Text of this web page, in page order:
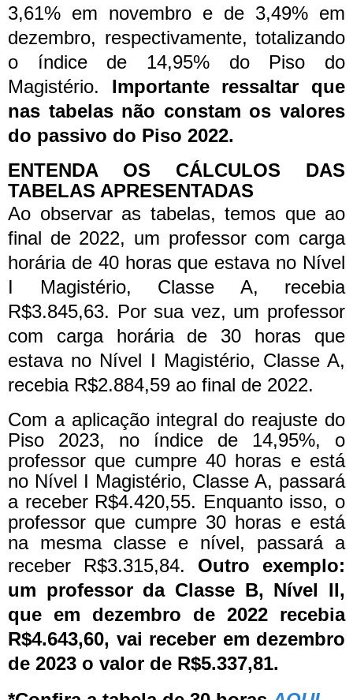
3,61% em novembro e de 3,49% em
dezembro, respectivamente, totalizando
o índice de 14,95% do Piso do
Magistério. Importante ressaltar que
nas tabelas não constam os valores
do passivo do Piso 2022.
ENTENDA OS CÁLCULOS DAS
TABELAS APRESENTADAS
Ao observar as tabelas, temos que ao
final de 2022, um professor com carga
horária de 40 horas que estava no Nível
I Magistério, Classe A, recebia
R$3.845,63. Por sua vez, um professor
com carga horária de 30 horas que
estava no Nível I Magistério, Classe A,
recebia R$2.884,59 ao final de 2022.
Com a aplicação integral do reajuste do
Piso 2023, no índice de 14,95%, o
professor que cumpre 40 horas e está
no Nível I Magistério, Classe A, passará
a receber R$4.420,55. Enquanto isso, o
professor que cumpre 30 horas e está
na mesma classe e nível, passará a
receber R$3.315,84.
Outro exemplo:
um professor da Classe B, Nível II,
que em dezembro de 2022 recebia
R$4.643,60, vai receber em dezembro
de 2023 o valor de R$5.337,81.